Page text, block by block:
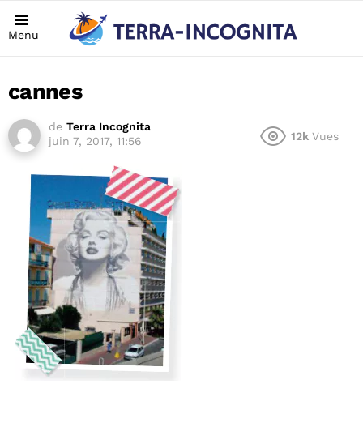
Menu
cannes
de Terra Incognita
juin 7, 2017, 11:56
12k Vues